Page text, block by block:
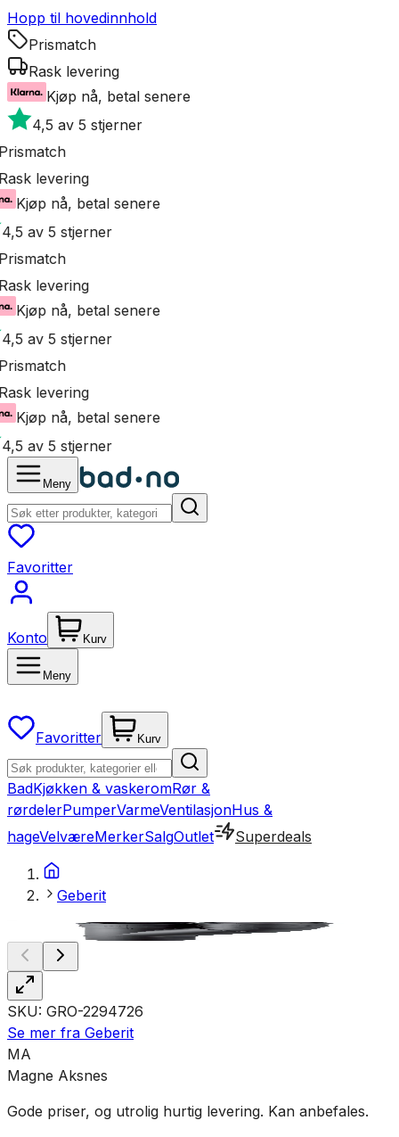
Hopp til hovedinnhold
Prismatch
Rask levering
Kjøp nå, betal senere
4,5 av 5 stjerner
levering
Kjøp nå, betal senere
av 5 stjerner
levering
Kjøp nå, betal senere
av 5 stjerner
levering
Kjøp nå, betal senere
av 5 stjerner
Meny
Favoritter
Konto Kurv
Meny
Favoritter Kurv
BadKjøkken & vaskeromRør &
rørdelerPumperVarmeVentilasjonHus &
hageVelværeMerkerSalgOutlet Superdeals
Geberit
SKU: GRO-2294726
Se mer fra Geberit
MA
Magne Aksnes
Gode priser, og utrolig hurtig levering. Kan anbefales.